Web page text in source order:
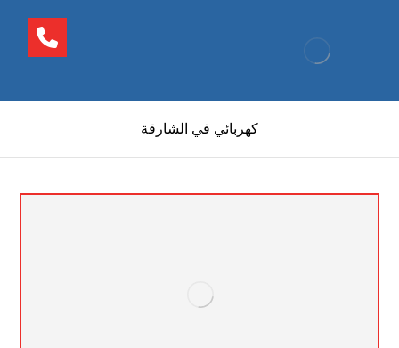
كهربائي في الشارقة